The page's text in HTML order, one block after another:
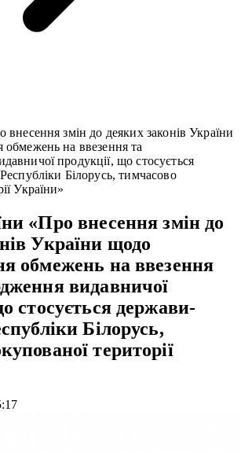
внесення змін до деяких законів України
на ввезення та
продукції, що стосується
Білорусь, тимчасово
України»
«Про внесення змін до
України щодо
обмежень на ввезення
видавничої
стосується держави-
Білорусь,
території